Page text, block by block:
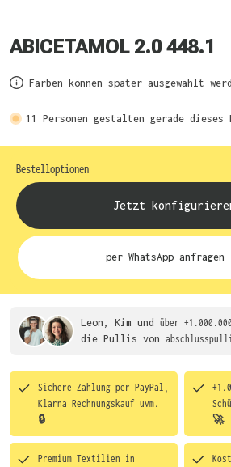
ABICETAMOL 2.0 448.1
Farben können später ausgewählt
11 Personen gestalten gerade dieses
Bestelloptionen
Jetzt
per WhatsApp anfragen
Leon, Kim und über
die Pullis von
Sichere Zahlung per PayPal,
Klarna Rechnungskauf uvm.
🔒
🚀
Premium Textilien in